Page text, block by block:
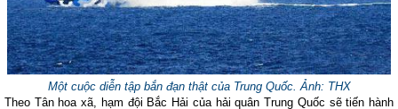
Một cuộc diễn tập bắn đạn thật của Trung Quốc.Ảnh: THX
Theo Tân hoa xã, hạm đội Bắc Hải của hải quân Trung Quốc sẽ tiến hành